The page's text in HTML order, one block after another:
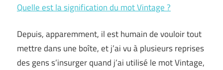
Quelle est la signification du mot Vintage ?
Depuis, apparemment, il est humain de vouloir tout
mettre dans une boîte, et j’ai vu à plusieurs reprises
des gens s’insurger quand j’ai utilisé le mot Vintage,